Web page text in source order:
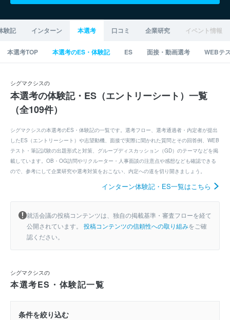
験記 インターン 本選考 口コミ 企業研究 イベント情報
本選考TOP 本選考のES・体験記 ES 面接・動画選考 WEBテ
シグマクシスの
本選考の体験記・ES（エントリーシート）一覧
（全109件）
シグマクシスの本選考のES・体験記の一覧です。選考フロー、選考通過者・内定者が提出
したES（エントリーシート）や志望動機、面接で実際に聞かれた質問とその回答例、WEB
テスト・筆記試験の出題形式と対策、グループディスカッション（GD）のテーマなどを掲
載しています。OB・OG訪問やリクルーター・人事面談の注意点や感想なども確認できる
ので、参考にして企業研究や選考対策をおこない、内定への道を切り開きましょう。
インターン体験記・ES一覧はこちら
就活会議の投稿コンテンツは、独自の掲載基準・審査フローを経て
公開されています。 投稿コンテンツの信頼性への取り組みをご確
認ください。
シグマクシスの
本選考ES・体験記一覧
条件を絞り込む